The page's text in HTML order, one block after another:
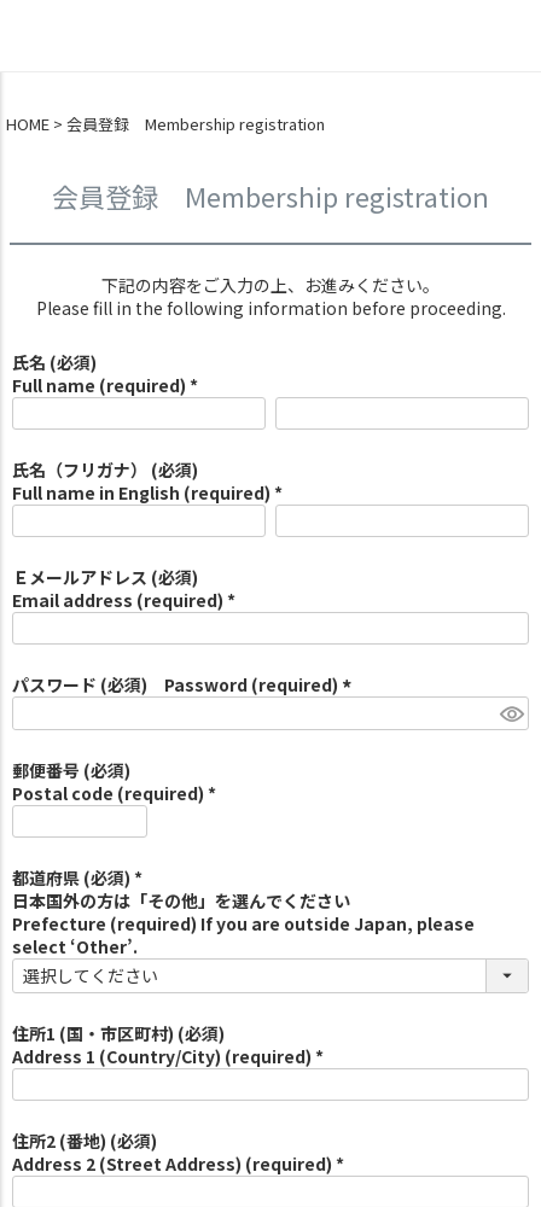
HOME 会員登録 Membership registration
会員登録 Membership registration
下記の内容をご入力の上、お進みください。
Please fill in the following information before proceeding.
氏名 (必須)
Full name (required) *
氏名（フリガナ） (必須)
Full name in English (required) *
Ｅメールアドレス (必須)
Email address (required) *
パスワード (必須) Password (required)
必
郵便番号 (必須)
Postal code (required) *
都道府県 (必須) *
日本国外の方は「その他」を選んでください
Prefecture (required) If you are outside Japan, please
select ‘Other’.
住所1 (国・市区町村) (必須)
Address 1 (Country/City) (required) *
住所2 (番地) (必須)
Address 2 (Street Address) (required) *